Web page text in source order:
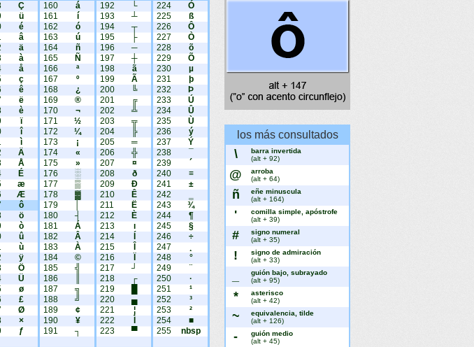
Ç
ü
é
â
ä
à
å
ç
ê
ë
è
ï
î
ì
Ä
Å
É
æ
Æ
ô
ö
ò
û
ù
ÿ
Ö
Ü
ø
£
Ø
×
ƒ
160
á
161
í
162
ó
163
ú
164
ñ
165
Ñ
166
ª
167
º
168
¿
169
®
170
¬
171
½
172
¼
173
¡
174
«
175
»
176
░
177
▒
178
▓
179
180
┤
181
Á
182
Â
183
À
184
©
185
╣
186
187
╗
188
╝
189
¢
190
¥
191
┐
192
└
193
┴
194
┬
195
├
196
─
197
┼
198
ã
199
Ã
200
╚
201
╔
202
╩
203
╦
204
╠
205
═
206
╬
207
¤
208
ð
209
Ð
210
Ê
211
Ë
212
È
213
ı
214
215
216
217
┘
218
┌
219
220
▄
221
¦
222
223
▀
224
Ó
225
ß
226
Ô
227
Ò
228
õ
229
Õ
230
µ
231
þ
232
Þ
233
Ú
234
Û
235
Ù
236
ý
237
Ý
238
239
´
240
≡
241
±
242
243
¾
244
¶
245
§
246
÷
247
248
°
249
¨
250
·
251
¹
252
³
253
²
254
■
255
nbsp
los más consultados
\
barra invertida
(alt + 92)
@
arroba
(alt + 64)
ñ
eñe minuscula
(alt + 164)
'
comilla simple, apóstrofe
(alt + 39)
#
signo numeral
(alt + 35)
!
signo de admiración
(alt + 33)
guión bajo, subrayado
(alt + 95)
*
asterisco
(alt + 42)
~
equivalencia, tilde
(alt + 126)
-
guión medio
(alt + 45)